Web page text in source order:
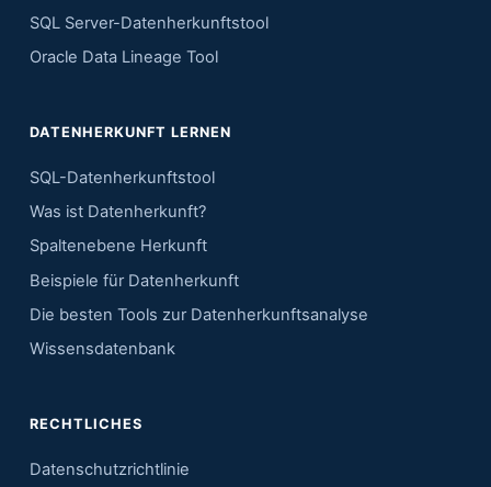
SQL Server-Datenherkunftstool
Oracle Data Lineage Tool
DATENHERKUNFT LERNEN
SQL-Datenherkunftstool
Was ist Datenherkunft?
Spaltenebene Herkunft
Beispiele für Datenherkunft
Die besten Tools zur Datenherkunftsanalyse
Wissensdatenbank
RECHTLICHES
Datenschutzrichtlinie